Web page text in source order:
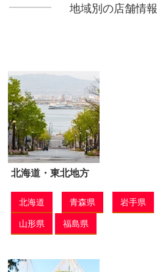
地域別の店舗情報
北海道・東北地方
北海道 青森県 岩手県
山形県
福島県